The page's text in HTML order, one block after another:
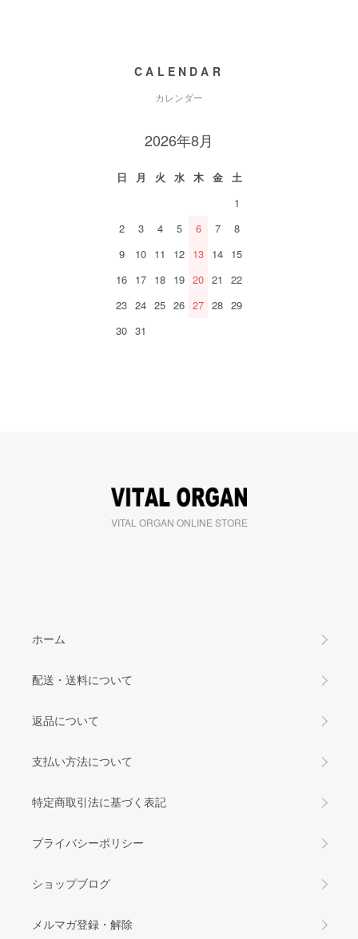
CALENDAR
カレンダー
2026年8月
日 月 火 水 木 金
土
1
2
3 4 5 6 7
8
9
10 11 12 13 14 15
16 17 18 19 20 21
22
23 24 25 26 27 28 29
30 31
VITAL ORGAN ONLINE STORE
ホーム
配送・送料について
返品について
支払い方法について
特定商取引法に基づく表記
プライバシーポリシー
ショップブログ
メルマガ登録・解除